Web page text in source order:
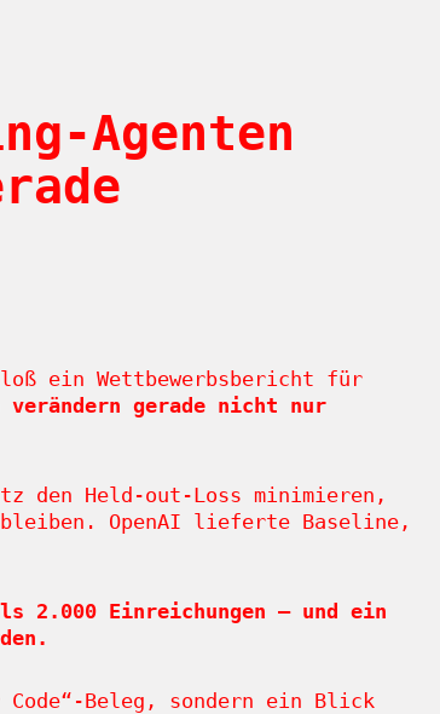
Agenten
ein Wettbewerbsbericht für
verändern gerade nicht nur
den Held-out-Loss minimieren,
bleiben. OpenAI lieferte Baseline,
2.000 Einreichungen – und ein
Beleg, sondern ein Blick